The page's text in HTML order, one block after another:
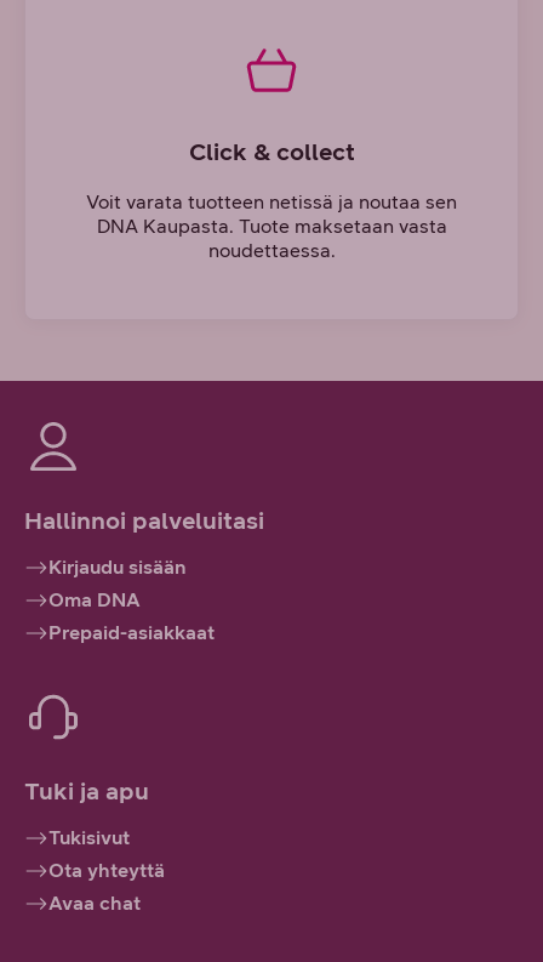
Click & collect
Voit varata tuotteen netissä ja noutaa sen
DNA Kaupasta. Tuote maksetaan vasta
noudettaessa.
Hallinnoi palveluitasi
Kirjaudu sisään
Oma DNA
Prepaid-asiakkaat
Tuki ja apu
Tukisivut
Ota yhteyttä
Avaa chat